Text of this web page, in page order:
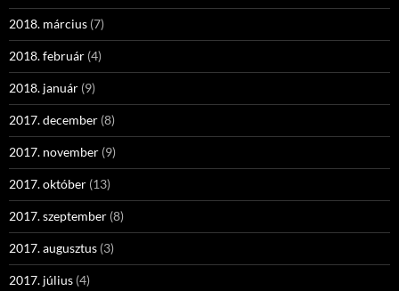
2018. március (7)
2018. február (4)
2018. január (9)
2017. december (8)
2017. november (9)
2017. október (13)
2017. szeptember (8)
2017. augusztus (3)
2017. július (4)